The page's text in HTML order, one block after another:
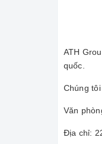
ATH
quốc.
Chúng
Văn
Địa chỉ: